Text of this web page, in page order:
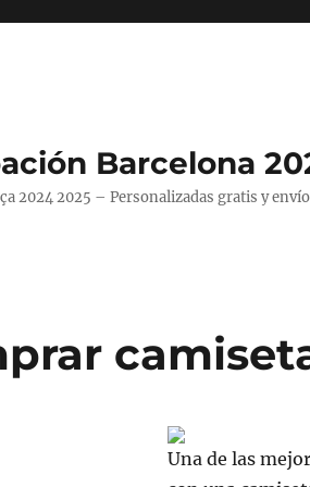
Barcelona
2024 2025 – Personalizadas gratis y
Una de las